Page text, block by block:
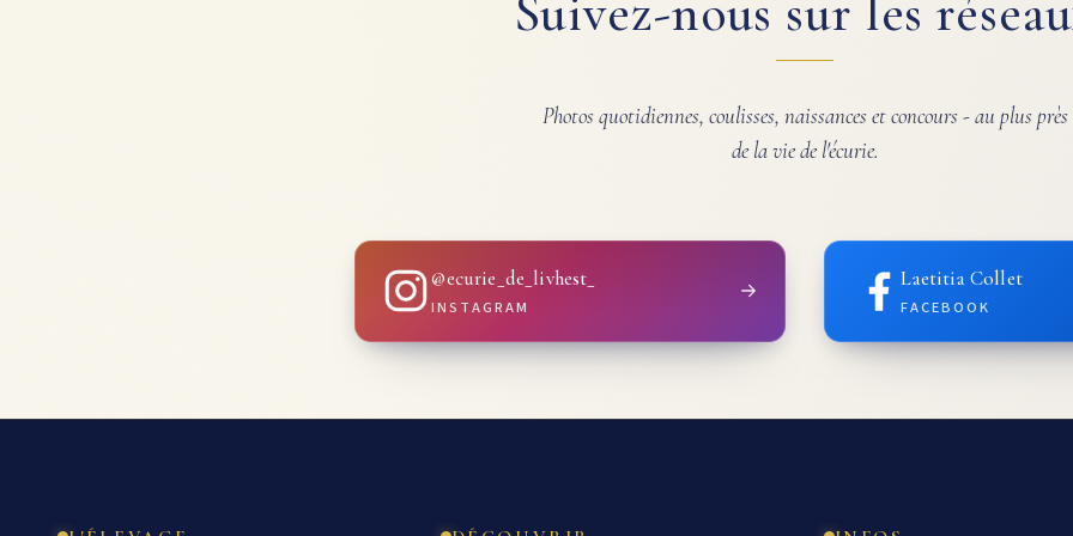
Photos quotidiennes, coulisses, naissances et concours - au plus près
de la vie de l'écurie.
@ecurie_de_livhest_
INSTAGRAM
Laetitia Collet
FACEBOOK